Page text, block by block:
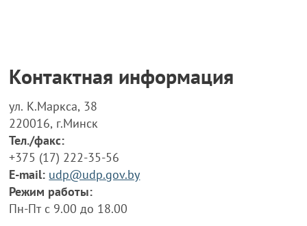
Контактная информация
ул. К.Маркса, 38
220016, г.Минск
Тел./факс:
+375 (17) 222-35-56
E-mail: udp@udp.gov.by
Режим работы:
Пн-Пт с 9.00 до 18.00